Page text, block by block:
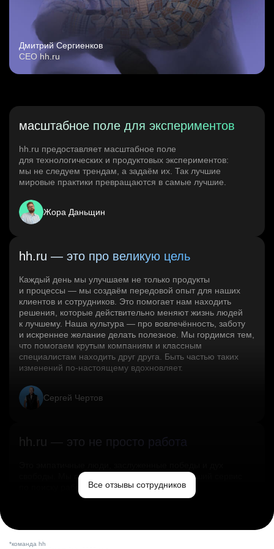
Дмитрий Сергиенков
CEO hh.ru
масштабное поле для экспериментов
hh.ru предоставляет масштабное поле
для технологических и продуктовых экспериментов:
мы не следуем трендам, а задаём их. Так лучшие
мировые практики превращаются в самые лучшие.
Жора Даньщин
hh.ru — это про великую цель
Каждый день мы улучшаем не только продукты
и процессы — мы создаём передовой опыт для наших
клиентов и сотрудников. Это помогает нам находить
решения, которые действительно меняют жизнь людей
к лучшему. Наша культура — про вовлечённость, заботу
и искреннее желание делать полезное. Мы гордимся тем,
что помогаем крутым компаниям и классным
специалистам находить друг друга. Быть частью таких
изменений по‑настоящему вдохновляет.
Сергей Чертов
hh.ru — это не просто работа
свободы. Мы помогаем миру и создаём лучший сервис
по поиску работы в стране.Все отзывы сотрудников
*команда hh